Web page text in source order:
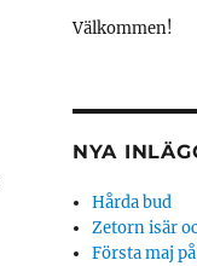
Välkommen!
NYA
Hårda bud
Zetorn isär
Första maj